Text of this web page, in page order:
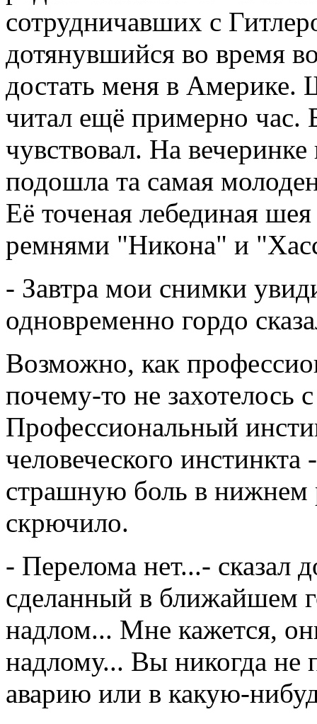
сотрудничавших с
дотянувшийся во время
достать меня в Америке.
читал ещё примерно час.
чувствовал. На
подошла та самая
Её точеная лебединая
ремнями "Никона" и
- Завтра мои снимки
одновременно гордо
Возможно, как
почему-то не захотелось
Профессиональный
человеческого
страшную боль в нижнем
скрючило.
- Перелома нет...- сказал
сделанный в ближайшем
надлом... Мне кажется,
надлому... Вы никогда не
аварию или в какую-